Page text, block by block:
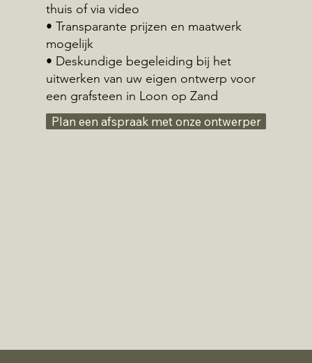
thuis of via video
• Transparante prijzen en maatwerk
mogelijk
• Deskundige begeleiding bij het
uitwerken van uw eigen ontwerp voor
een grafsteen in Loon op Zand
Plan een afspraak met onze ontwerper